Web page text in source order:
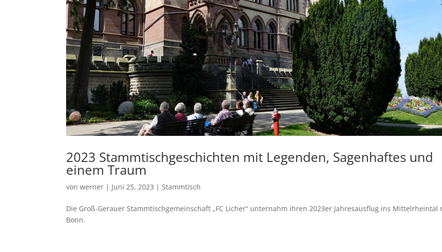
2023 Stammtischgeschichten mit Legenden, Sagenhaftes und
einem Traum
vonwerner | Juni 25, 2023 |Stammtisch
Die Groß-Gerauer Stammtischgemeinschaft „FC Licher“ unternahm ihren 2023er Jahresausflug ins Mittelrheintal
Bonn.